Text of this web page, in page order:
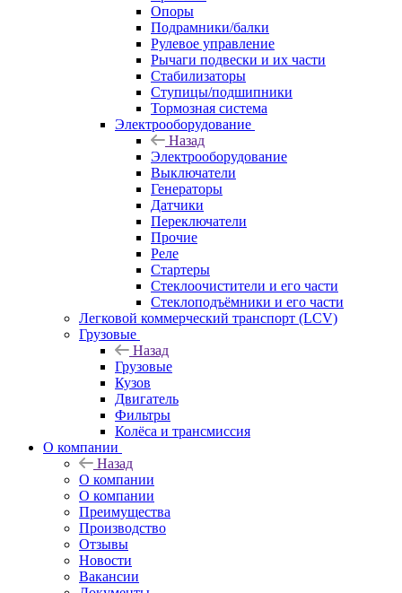
Опоры
Подрамники/балки
Рулевое управление
Рычаги подвески и их части
Стабилизаторы
Ступицы/подшипники
Тормозная система
Электрооборудование
Назад
Электрооборудование
Выключатели
Генераторы
Датчики
Переключатели
Прочие
Реле
Стартеры
Стеклоочистители и его части
Стеклоподъёмники и его части
Легковой коммерческий транспорт (LCV)
Грузовые
Назад
Грузовые
Кузов
Двигатель
Фильтры
Колёса и трансмиссия
О компании
Назад
О компании
О компании
Преимущества
Производство
Отзывы
Новости
Вакансии